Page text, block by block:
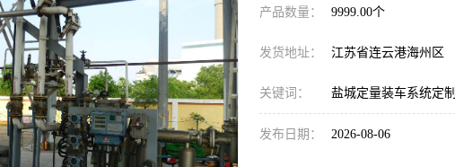
产品数量： 9999.00个
发货地址： 江苏省连云港海州区
关键词： 盐城定量装车系统定制
发布日期： 2026-08-06